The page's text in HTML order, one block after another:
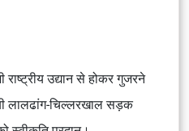
राष्ट्रीय उद्यान से होकर गुजरने
लालढांग-चिल्लरखाल सड़क